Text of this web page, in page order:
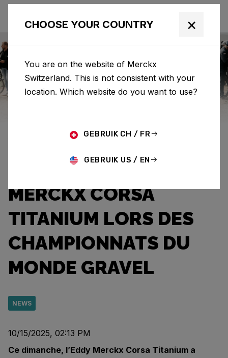
VANDENSTORME
BRILLE AVEC L’EDDY
MERCKX CORSA
TITANIUM LORS DES
CHAMPIONNATS DU
MONDE GRAVEL
NEWS
10/15/2025, 02:13 PM
Ce dimanche, l’Eddy Merckx Corsa Titanium a
CHOOSE YOUR COUNTRY ×
You are on the website of Merckx
Switzerland. This is not consistent with your
location. Which website do you want to use?
GEBRUIK CH / FR
GEBRUIK US / EN